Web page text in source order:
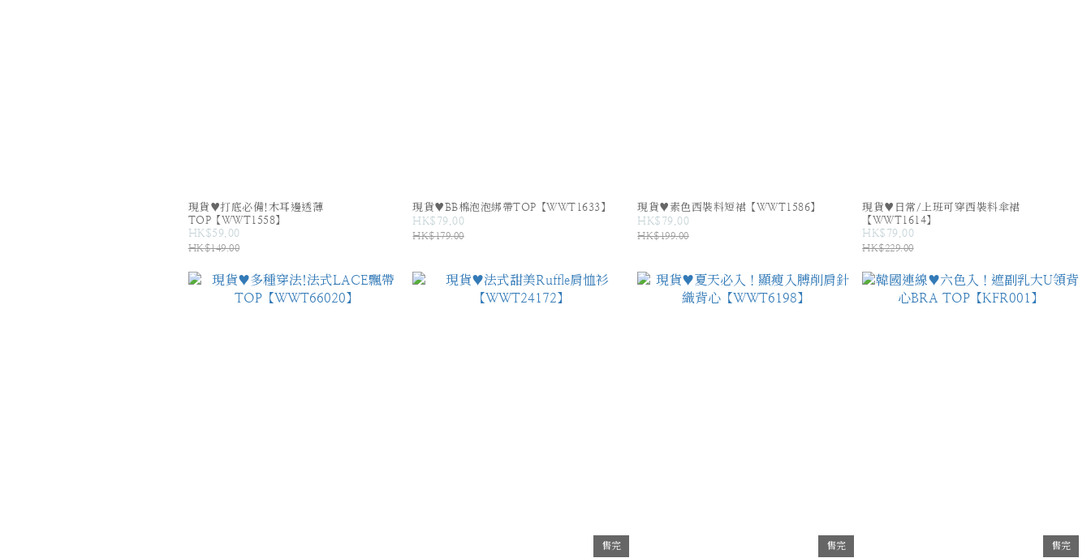
現貨♥打底必備!木耳邊透薄
TOP【WWT1558】
HK$59.00
HK$149.00
現貨♥BB棉泡泡綁帶TOP【WWT1633】
HK$79.00
HK$179.00
現貨♥素色西裝料短裙【WWT1586】
HK$79.00
HK$199.00
現貨♥日常/上班可穿西裝料傘裙
【WWT1614】
HK$79.00
HK$229.00
售完 售完 售完